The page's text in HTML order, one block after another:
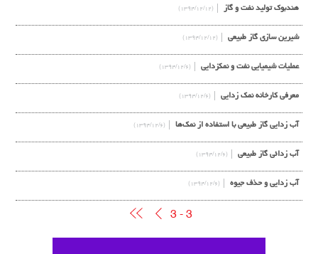
هندبوک تولید نفت و گاز (۱۳۹۴/۱۲/۱۲)
شیرین سازی گاز طبیعی (۱۳۹۴/۱۲/۱۲)
عملیات شیمیایی نفت و نمکزدایی (۱۳۹۴/۱۲/۶)
معرفی کارخانه نمک زدایی (۱۳۹۴/۱۲/۶)
آب زدایی گاز طبیعی با استفاده از نمک‌ها (۱۳۹۴/۱۲/۶)
آب زدائی گاز طبیعی (۱۳۹۴/۱۲/۶)
آب زدایی و حذف جیوه (۱۳۹۴/۱۲/۶)
3 - 3